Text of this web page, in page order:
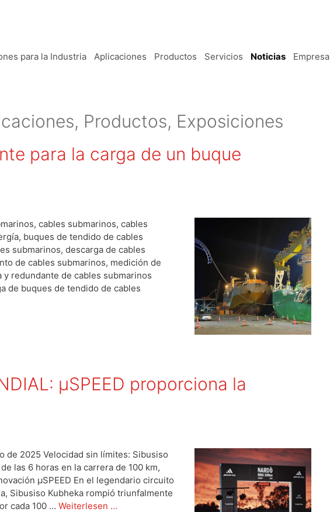
para la Industria Aplicaciones Productos Servicios Noticias Empresa
Productos, Exposiciones
para la carga de un buque
cables submarinos, cables
buques de tendido de cables
submarinos, descarga de cables
de cables submarinos, medición de
redundante de cables submarinos
de buques de tendido de cables
µSPEED proporciona la
de 2025 Velocidad sin límites: Sibusiso
las 6 horas en la carrera de 100 km,
µSPEED En el legendario circuito
Sibusiso Kubheka rompió triunfalmente
cada 100 … Weiterlesen …